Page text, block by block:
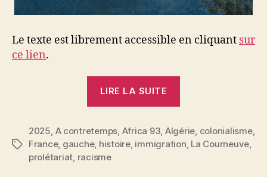
Le texte est librement accessible en cliquant sur
ce lien.
LIRE LA SUITE
racisme
anti-
Étiquettes
2025 A contretemps Africa 93 Algérie colonialisme,
France, gauche, histoire, immigration La Courneuve
prolétariat racisme